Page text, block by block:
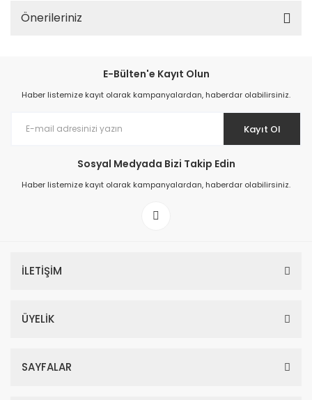
Önerileriniz
E-Bülten'e Kayıt Olun
Haber listemize kayıt olarak kampanyalardan, haberdar olabilirsiniz.
Kayıt Ol
Sosyal Medyada Bizi Takip Edin
Haber listemize kayıt olarak kampanyalardan, haberdar olabilirsiniz.
İLETİŞİM
ÜYELİK
SAYFALAR